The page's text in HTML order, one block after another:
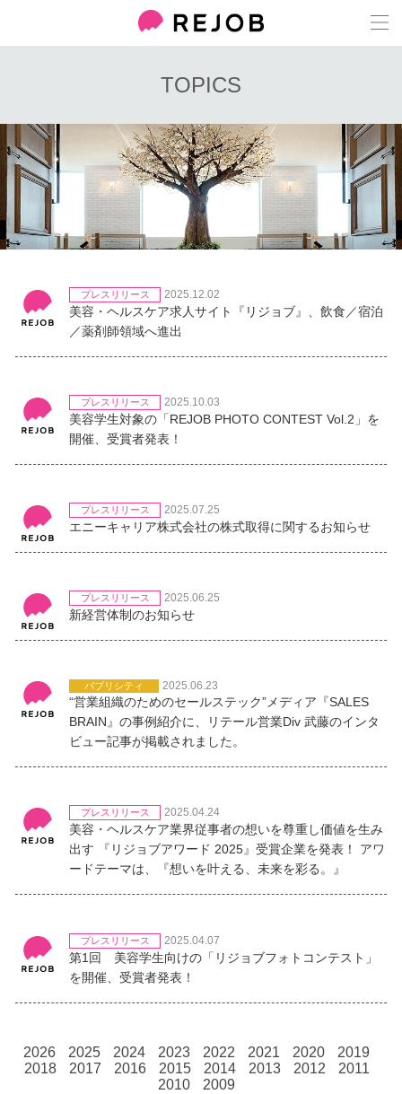
TOPICS
プレスリリース 2025.12.02
美容・ヘルスケア求人サイト『リジョブ』、飲食／宿泊
／薬剤師領域へ進出
プレスリリース 2025.10.03
美容学生対象の「REJOB PHOTO CONTEST Vol.2」を
開催、受賞者発表！
プレスリリース 2025.07.25
エニーキャリア株式会社の株式取得に関するお知らせ
プレスリリース 2025.06.25
新経営体制のお知らせ
パブリシティ 2025.06.23
“営業組織のためのセールステック”メディア『SALES
BRAIN』の事例紹介に、リテール営業Div 武藤のインタ
ビュー記事が掲載されました。
プレスリリース 2025.04.24
美容・ヘルスケア業界従事者の想いを尊重し価値を生み
出す 『リジョブアワード 2025』受賞企業を発表！ アワ
ードテーマは、『想いを叶える、未来を彩る。』
プレスリリース 2025.04.07
第1回 美容学生向けの「リジョブフォトコンテスト」
を開催、受賞者発表！
2026 2025 2024 2023 2022 2021 2020
2019
2018
2017 2016 2015 2014 2013 2012
2011
2010
2009